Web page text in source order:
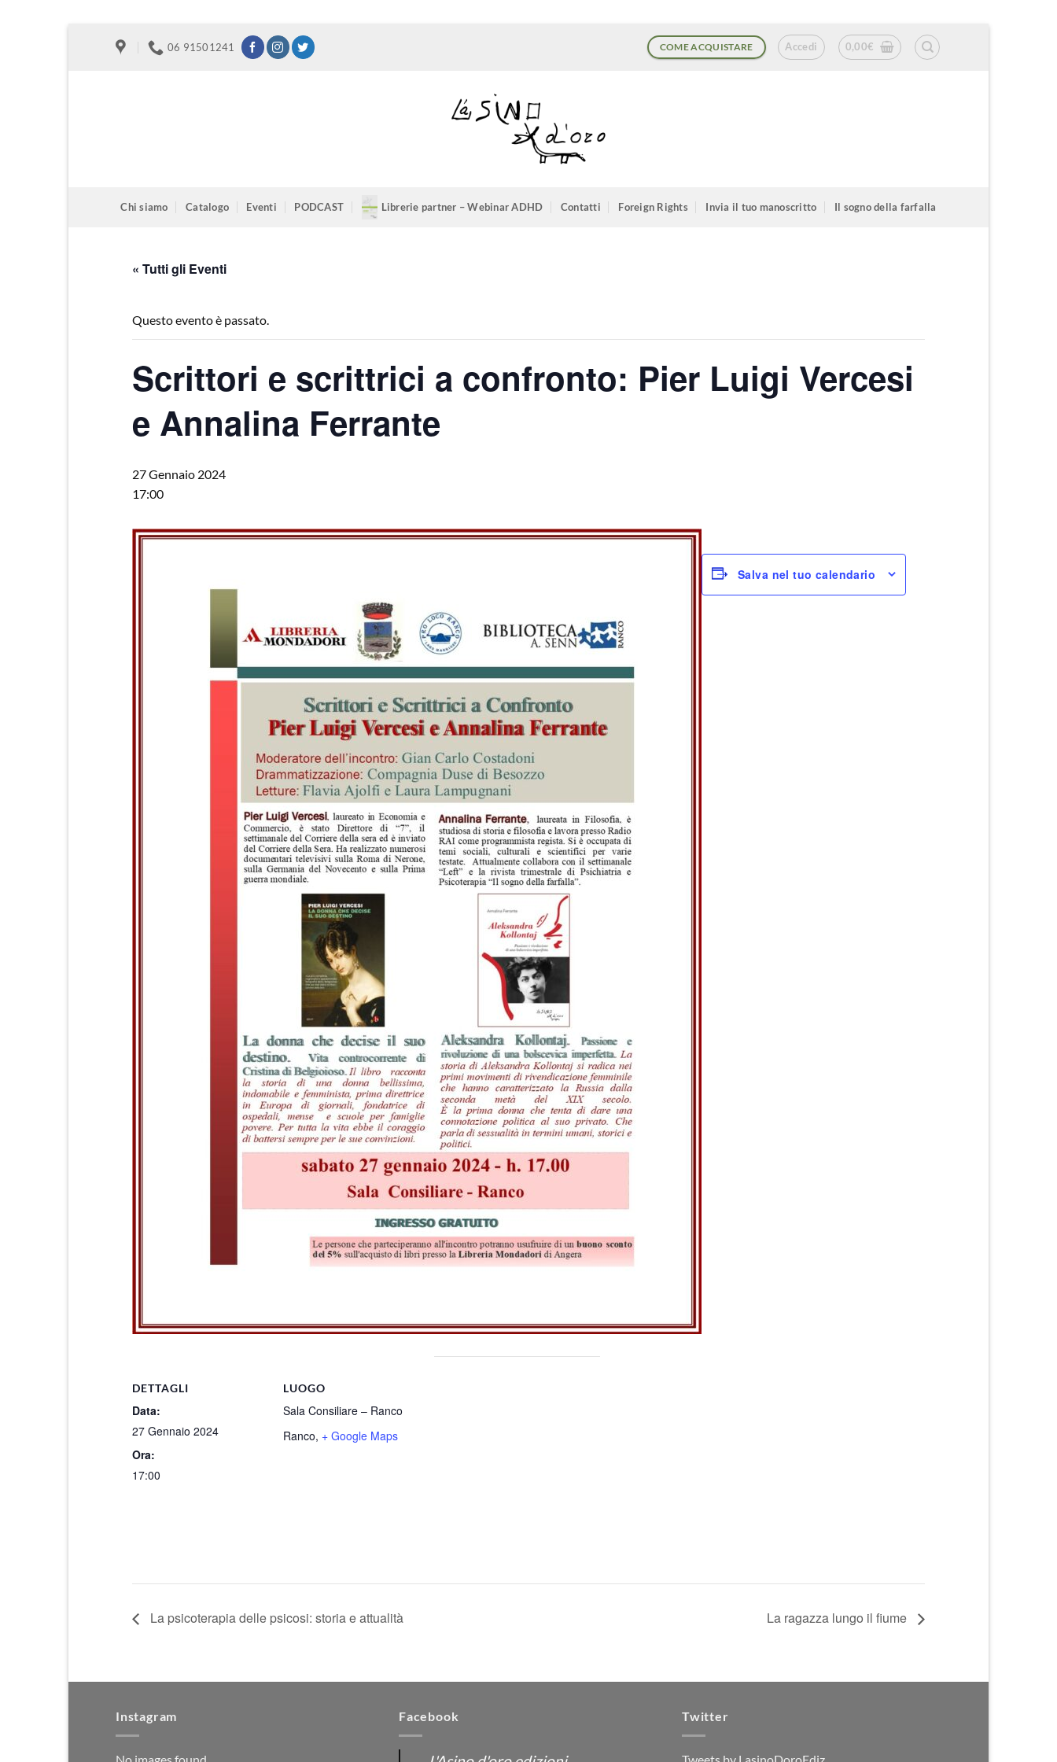
06 91501241 COME ACQUISTARE Accedi 0,00€
Chi siamo Catalogo Eventi PODCAST Librerie partner – Webinar ADHD Contatti Foreign Rights Invia il tuo manoscritto Il sogno della farfalla
« Tutti gli Eventi
Questo evento è passato.
Scrittori e scrittrici a confronto: Pier Luigi Vercesi
e Annalina Ferrante
27 Gennaio 2024
17:00
Salva nel tuo calendario
DETTAGLI
Data:
27 Gennaio 2024
Ora:
17:00
LUOGO
Sala Consiliare – Ranco
Ranco, + Google Maps
La psicoterapia delle psicosi: storia e attualità La ragazza lungo il fiume
Instagram
No images found.
Facebook Twitter
Tweets by LasinoDoroEdiz